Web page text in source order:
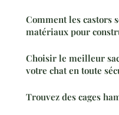
Comment les castors
matériaux pour
Choisir le meilleur
votre chat en toute
Trouvez des cages